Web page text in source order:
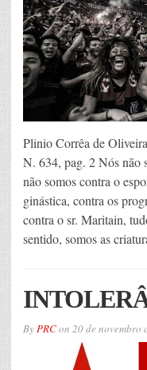
Plinio Corrêa de
N. 634, pag. 2 Nós não
não somos contra o
ginástica, contra os
contra o sr. Maritain,
sentido, somos as
ByPRCon 20 de novembro